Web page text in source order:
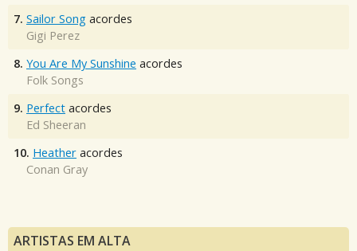
7. Sailor Song acordes
Gigi Perez
8. You Are My Sunshine acordes
Folk Songs
9. Perfect acordes
Ed Sheeran
10. Heather acordes
Conan Gray
ARTISTAS EM ALTA